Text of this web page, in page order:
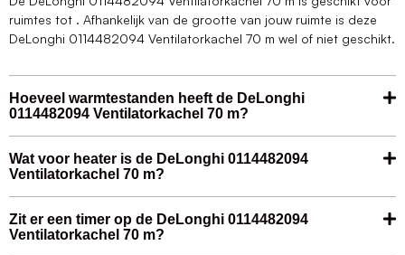
ruimtes tot . Afhankelijk van de grootte van jouw ruimte is deze
DeLonghi 0114482094 Ventilatorkachel 70 m wel of niet geschikt.
Hoeveel warmtestanden heeft de DeLonghi
0114482094 Ventilatorkachel 70 m?
Wat voor heater is de DeLonghi 0114482094
Ventilatorkachel 70 m?
Zit er een timer op de DeLonghi 0114482094
Ventilatorkachel 70 m?